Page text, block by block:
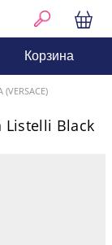
Корзина
(VERSACE)
Listelli Black